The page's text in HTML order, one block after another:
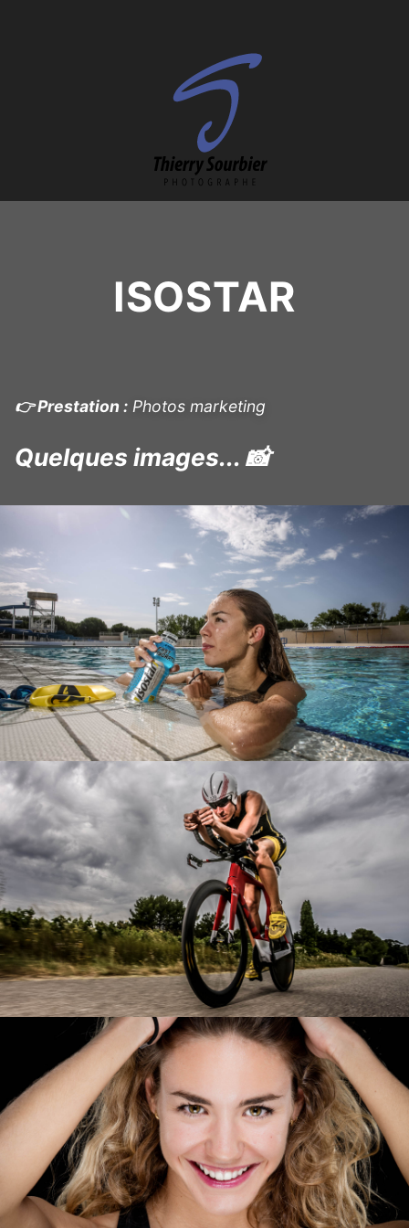
ISOSTAR
👉 Prestation : Photos marketing
Quelques images... 📸